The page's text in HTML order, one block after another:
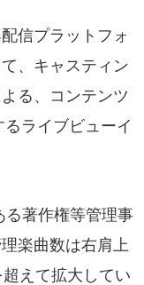
信プラットフォ
、キャスティン
る、コンテンツ
ライブビューイ
著作権等管理事
楽曲数は右肩上
えて拡大してい